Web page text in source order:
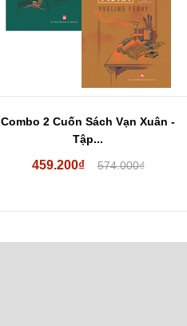
Combo 2 Cuốn Sách Vạn Xuân -
Tập...
459.200₫ 574.000₫